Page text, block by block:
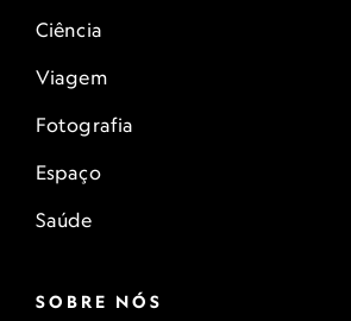
Ciência
Viagem
Fotografia
Espaço
Saúde
SOBRE NÓS